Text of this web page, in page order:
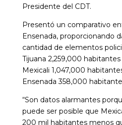
Presidente del CDT.
Presentó un comparativo
Ensenada, proporcionando
cantidad de elementos
Tijuana 2,259,000 habitantes
Mexicali 1,047,000
Ensenada 358,000
“Son datos alarmantes
puede ser posible que
200 mil habitantes menos